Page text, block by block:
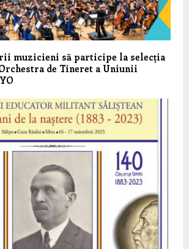
muzicieni să participe la selecția
de Tineret a Uniunii